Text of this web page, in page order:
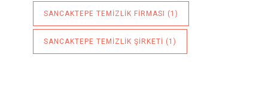
SANCAKTEPE TEMIZLIK FIRMASI (1)
SANCAKTEPE TEMIZLIK ŞIRKETI (1)